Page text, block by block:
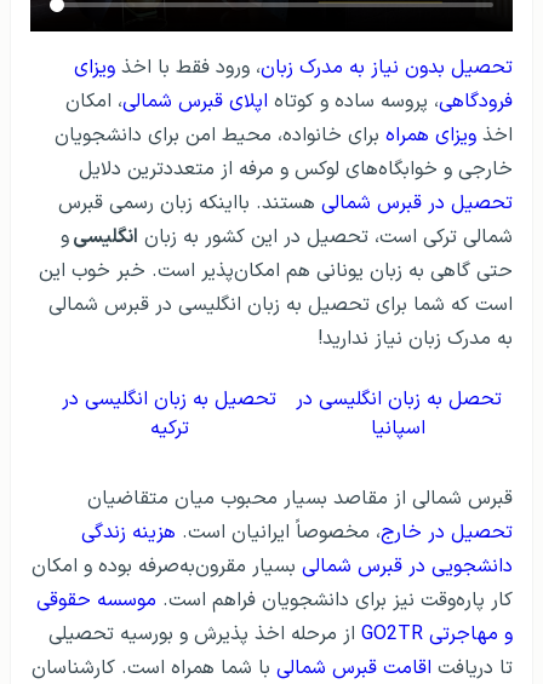
تحصیل بدون نیاز به مدرک زبان، ورود فقط با اخذ ویزای
فرودگاهی، پروسه ساده و کوتاه اپلای قبرس شمالی، امکان
اخذ ویزای همراه برای خانواده، محیط امن برای دانشجویان
خارجی و خوابگاه‌های لوکس و مرفه از متعددترین دلایل
تحصیل در قبرس شمالی هستند. بااینکه زبان رسمی قبرس
شمالی ترکی است، تحصیل در این کشور به زبان انگلیسیو
حتی گاهی به زبان یونانی هم امکان‌پذیر است. خبر خوب این
است که شما برای تحصیل به زبان انگلیسی در قبرس شمالی
به مدرک زبان نیاز ندارید!
تحصل به زبان انگلیسی در
اسپانیا
تحصیل به زبان انگلیسی در
ترکیه
قبرس شمالی از مقاصد بسیار محبوب میان متقاضیان
تحصیل در خارج، مخصوصاً ایرانیان است. هزینه زندگی
دانشجویی در قبرس شمالی بسیار مقرون‌به‌صرفه بوده و امکان
کار پاره‌وقت نیز برای دانشجویان فراهم است. موسسه حقوقی
و مهاجرتی GO2TR
از مرحله اخذ پذیرش و بورسیه تحصیلی
تا دریافت اقامت قبرس شمالی با شما همراه است. کارشناسان